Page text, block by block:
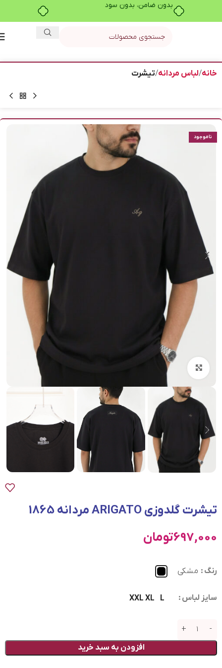
بدون ضامن، بدون سود
خانه لباس مردانه تیشرت
ناموجود
بزرگنمایی تصویر
تیشرت گلدوزی ARIGATO مردانه 1865
697,000تومان
رنگ مشکی
سایز لباس L
XL
XXL
افزودن به سبد خرید